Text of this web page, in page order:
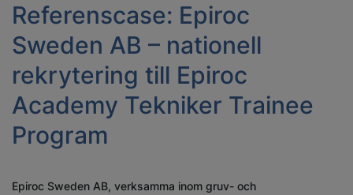
Referenscase: Epiroc
Sweden AB – nationell
rekrytering till Epiroc
Academy Tekniker Trainee
Program
Epiroc Sweden AB, verksamma inom gruv- och